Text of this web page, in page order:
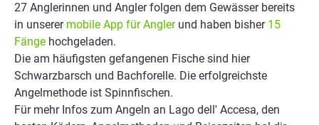
27 Anglerinnen und Angler folgen dem Gewässer bereits
in unserer mobile App für Anglerund haben bisher 15
Fänge hochgeladen.
Die am häufigsten gefangenen Fische sind hier
Schwarzbarsch und Bachforelle. Die erfolgreichste
Angelmethode ist Spinnfischen.
Für mehr Infos zum Angeln an Lago dell' Accesa, den